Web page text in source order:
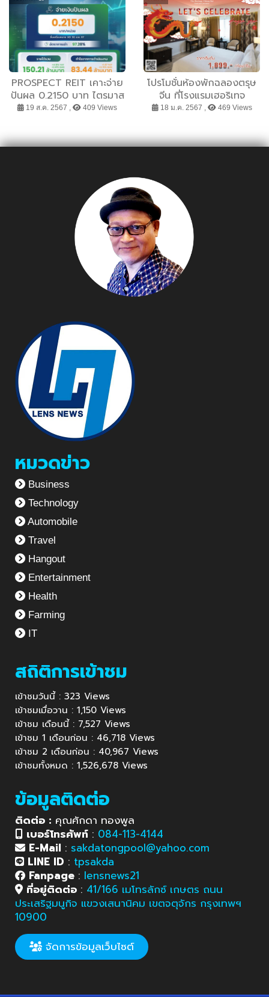
เสนอแนวโน้มธุรกิจเช่าซื้อ
รถยนต์ไทย ใน 2024 GWM
GLOBAL CONFERENCE
PROSPECT REIT เคาะจ่าย
ปันผล 0.2150 บาท ไตรมาส
2/67 ผลงานเด่น ปักธงโต
19 ส.ค. 2567 , 409 Views
โปรโมชั่นห้องพักฉลองตรุษ
จีน ที่โรงแรมเฮอริเทจ
เชียงราย แอนด์ คอนเวนชั่น
18 ม.ค. 2567 , 469 Views
หมวดข่าว
Business
Technology
Automobile
Travel
Hangout
Entertainment
Health
Farming
IT
สถิติการเข้าชม
เข้าชมวันนี้ : 323 Views
เข้าชมเมื่อวาน : 1,150 Views
เข้าชม เดือนนี้ : 7,527 Views
เข้าชม 1 เดือนก่อน : 46,718 Views
เข้าชม 2 เดือนก่อน : 40,967 Views
เข้าชมทั้งหมด : 1,526,678 Views
ข้อมูลติดต่อ
ติดต่อ : คุณศักดา ทองพูล
เบอร์โทรศัพท์ : 084-113-4144
E-Mail : sakdatongpool@yahoo.com
LINE ID : tpsakda
Fanpage : lensnews21
ที่อยู่ติดต่อ : 41/166 เมโทรลักซ์ เกษตร ถนน
ประเสริฐมนูกิจ แขวงเสนานิคม เขตจตุจักร กรุงเทพฯ
10900
จัดการข้อมูลเว็บไซต์